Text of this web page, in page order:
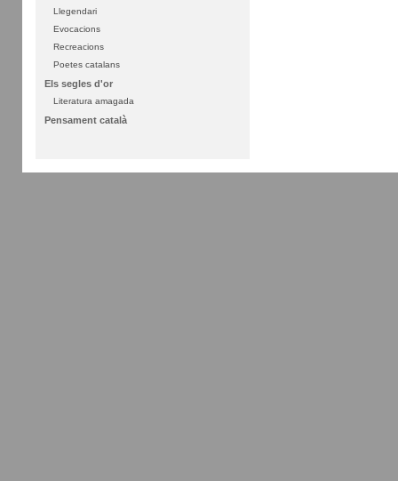
Llegendari
Evocacions
Recreacions
Poetes catalans
Els segles d'or
Literatura amagada
Pensament català